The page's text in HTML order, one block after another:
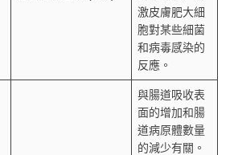
激皮膚肥大細
胞對某些細菌
和病毒感染的
反應。
與腸道吸收表
面的增加和腸
道病原體數量
的減少有關。